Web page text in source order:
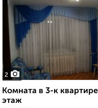
2
Комната в 3-к
этаж